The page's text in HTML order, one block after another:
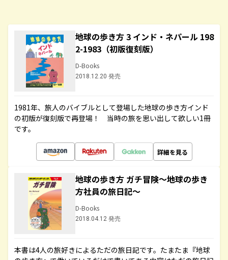
地球の歩き方 3 インド・ネパール 198
2-1983（初版復刻版）
D-Books
2018.12.20 発売
1981年、旅人のバイブルとして登場した地球の歩き方インド
の初版が復刻版で再登場！ 当時の旅を思い出して欲しい1冊
です。
詳細を見る
地球の歩き方 ガチ冒険～地球の歩き
方社員の旅日記～
D-Books
2018.04.12 発売
本書は4人の旅好きによるただの旅日記です。たまたま『地球